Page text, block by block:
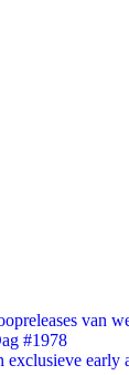
van
#1978
early